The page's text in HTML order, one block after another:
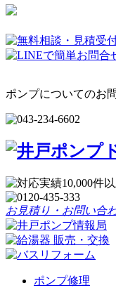
ポンプについてのお
お見積り・お問い合
ポンプ修理